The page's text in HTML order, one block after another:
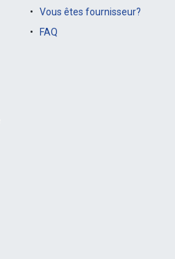
Vous êtes fournisseur?
FAQ